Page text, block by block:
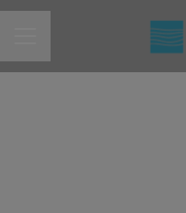
MENU DE CARREIRAS